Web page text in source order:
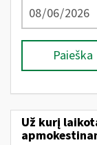
Paieška
Už kurį